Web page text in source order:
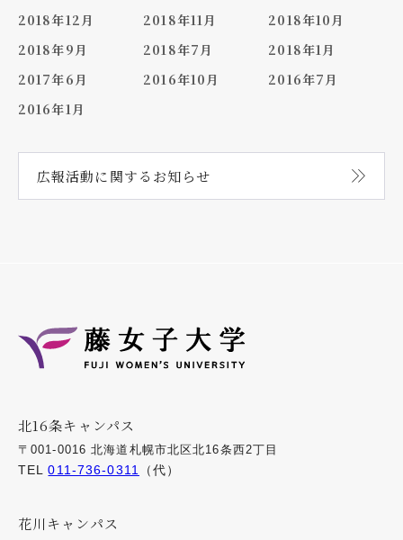
2018年12月
2018年11月
2018年10月
2018年9月
2018年7月
2018年1月
2017年6月
2016年10月
2016年7月
2016年1月
広報活動に関する お知らせ
北16条キャンパス
〒001-0016 北海道札幌市北区北16条西2丁目
TEL011-736-0311 （代）
花川キャンパス